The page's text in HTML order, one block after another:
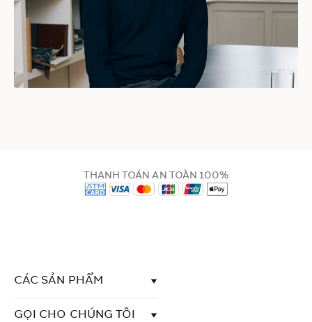
THANH TOÁN AN TOÀN 100%
CÁC SẢN PHẨM
GỌI CHO CHÚNG TÔI